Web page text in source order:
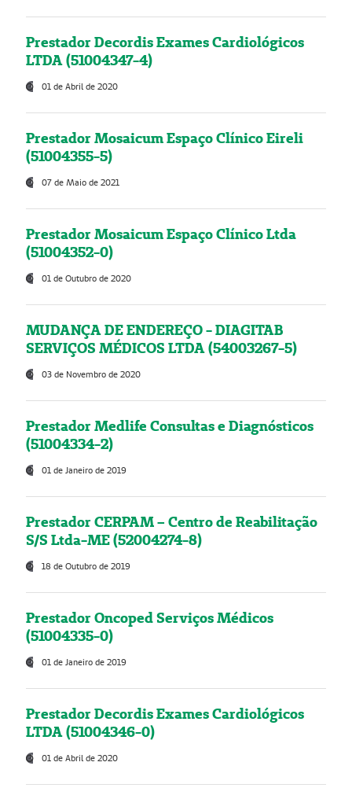
Prestador Decordis Exames Cardiológicos
LTDA (51004347-4)
01 de Abril de 2020
Prestador Mosaicum Espaço Clínico Eireli
(51004355-5)
07 de Maio de 2021
Prestador Mosaicum Espaço Clínico Ltda
(51004352-0)
01 de Outubro de 2020
MUDANÇA DE ENDEREÇO - DIAGITAB
SERVIÇOS MÉDICOS LTDA (54003267-5)
03 de Novembro de 2020
Prestador Medlife Consultas e Diagnósticos
(51004334-2)
01 de Janeiro de 2019
Prestador CERPAM – Centro de Reabilitação
S/S Ltda-ME (52004274-8)
18 de Outubro de 2019
Prestador Oncoped Serviços Médicos
(51004335-0)
01 de Janeiro de 2019
Prestador Decordis Exames Cardiológicos
LTDA (51004346-0)
01 de Abril de 2020